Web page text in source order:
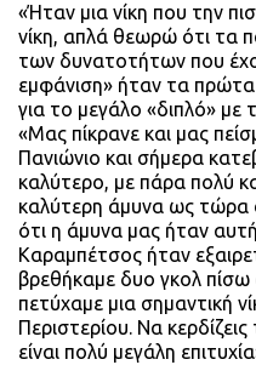
«Ήταν μια νίκη που την
νίκη, απλά θεωρώ ότι τα
των δυνατοτήτων που
εμφάνιση» ήταν τα
για το μεγάλο «διπλό» με
«Μας πίκρανε και μας
Πανιώνιο και σήμερα
καλύτερο, με πάρα πολύ
καλύτερη άμυνα ως
ότι η άμυνα μας ήταν
Καραμπέτσος ήταν
βρεθήκαμε δυο γκολ πίσω
πετύχαμε μια σημαντική
Περιστερίου. Να
είναι πολύ μεγάλη